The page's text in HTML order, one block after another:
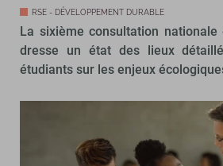
RSE - DÉVELOPPEMENT DURABLE
La sixième consultation nationale
dresse un état des lieux
étudiants sur les enjeux